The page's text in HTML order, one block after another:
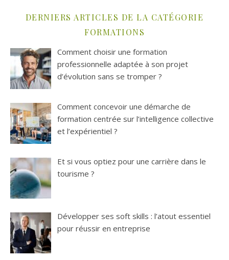
DERNIERS ARTICLES DE LA CATÉGORIE
FORMATIONS
Comment choisir une formation
professionnelle adaptée à son projet
d’évolution sans se tromper ?
Comment concevoir une démarche de
formation centrée sur l’intelligence collective
et l’expérientiel ?
Et si vous optiez pour une carrière dans le
tourisme ?
Développer ses soft skills : l’atout essentiel
pour réussir en entreprise